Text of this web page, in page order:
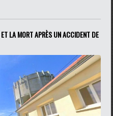
LA MORT APRÈS UN ACCIDENT DE